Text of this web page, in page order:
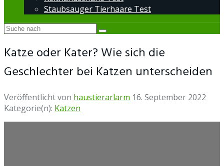
Staubsauger Tierhaare Test
Katze oder Kater? Wie sich die
Geschlechter bei Katzen unterscheiden
Veröffentlicht von haustierarlarm 16. September 2022
Kategorie(n): Katzen